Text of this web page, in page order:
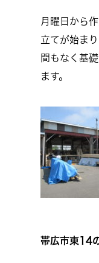
月曜日から
立てが始まり
間もなく基
ます。
帯広市東14